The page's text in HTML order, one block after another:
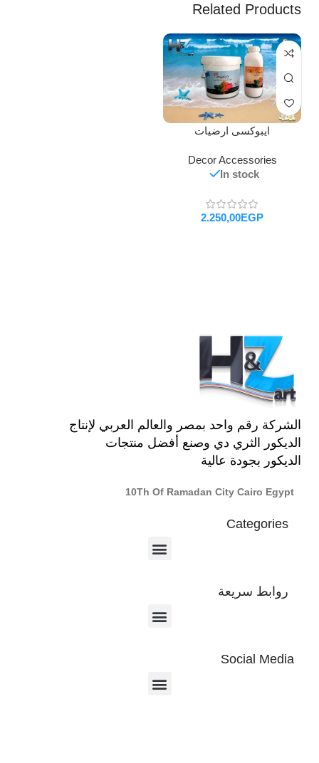
Related Products
ايبوكسى ارضيات
Decor Accessories
In stock
EGP
الشركة رقم واحد بمصر والعالم العربي لإنتاج
الديكور الثري دي وصنع أفضل منتجات
الديكور بجودة عالية
10Th Of Ramadan City Cairo Egypt
Categories
روابط سريعة
Social Media